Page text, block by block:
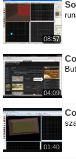
08:57
04:09
01:40